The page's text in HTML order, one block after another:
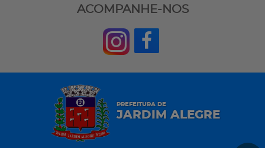
ACOMPANHE-NOS
PREFEITURA DE
JARDIM ALEGRE